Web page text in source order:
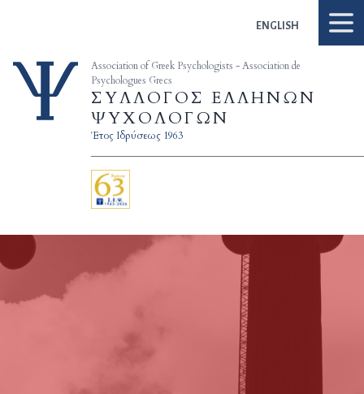
ENGLISH
Association of Greek Psychologists - Association de
Psychologues Grecs
ΣΥΛΛΟΓΟΣ ΕΛΛΗΝΩΝ
ΨΥΧΟΛΟΓΩΝ
Έτος Ιδρύσεως 1963